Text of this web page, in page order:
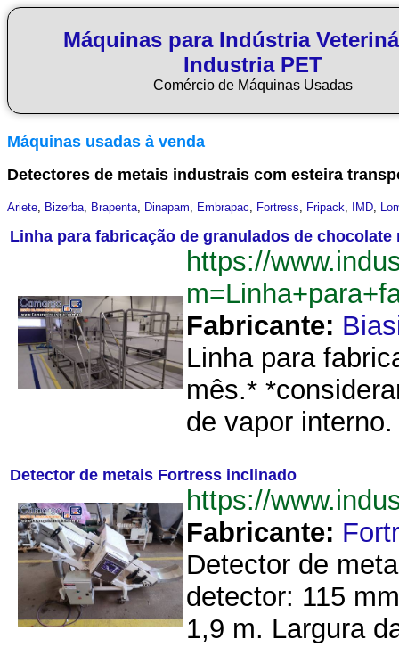
Máquinas para Indústria
Industria PET
Comércio de Máquinas Usadas
Máquinas usadas à venda
Detectores de metais industrais com esteira
Ariete, Bizerba, Brapenta, Dinapam, Embrapac, Fortress, Fripack, IMD,
Linha para fabricação de granulados de chocolate
https://
Fabricante:
Linha para
mês.*
de vapor
Detector de metais Fortress inclinado
https://
Fabricante:
Detector de
detector: 115
1,9 m. Largura